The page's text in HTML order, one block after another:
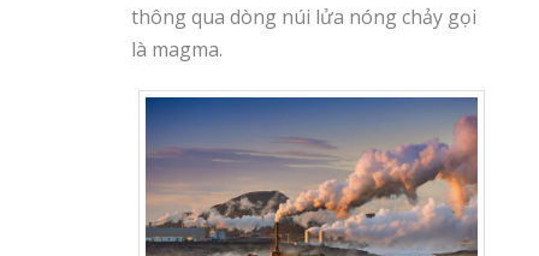
thông qua dòng núi lửa nóng chảy gọi
là magma.